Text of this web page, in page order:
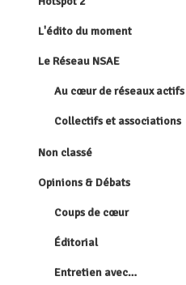
L'édito du moment
Le Réseau NSAE
Au cœur de réseaux actifs
Collectifs et associations
Non classé
Opinions & Débats
Coups de cœur
Éditorial
Entretien avec…